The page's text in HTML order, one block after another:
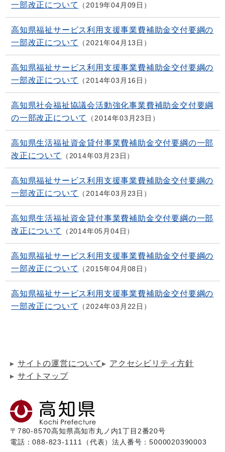
一部改正について
2019年04月09日
高知県福祉サービス利用支援事業費補助金交付要綱の
一部改正について
2021年04月13日
高知県福祉サービス利用支援事業費補助金交付要綱の
一部改正について
2014年03月16日
高知県社会福祉協議会活動強化事業費補助金交付要綱
の一部改正について
2014年03月23日
高知県生活福祉資金貸付事業費補助金交付要綱の一部
改正について
2014年03月23日
高知県福祉サービス利用支援事業費補助金交付要綱の
一部改正について
2014年03月23日
高知県生活福祉資金貸付事業費補助金交付要綱の一部
改正について
2014年05月04日
高知県福祉サービス利用支援事業費補助金交付要綱の
一部改正について
2015年04月08日
高知県福祉サービス利用支援事業費補助金交付要綱の
一部改正について
2024年03月22日
サイトの運営について
アクセシビリティ方針
サイトマップ
〒780-8570高知県高知市丸ノ内1丁目2番20号
電話：088-823-1111（代表）法人番号：5000020390003